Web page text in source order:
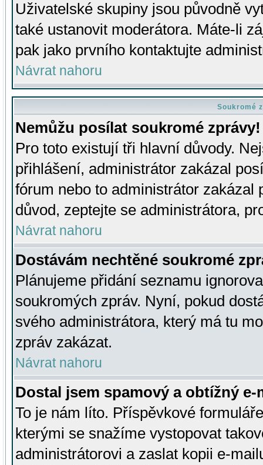
Uživatelské skupiny jsou původně
také ustanovit moderátora. Máte-li
pak jako prvního kontaktujte
Návrat nahoru
Soukromé
Nemůžu posílat soukromé zprávy!
Pro toto existují tři hlavní důvody.
přihlášení, administrátor zakázal
fórum nebo to administrátor zakázal
důvod, zeptejte se administrátora,
Návrat nahoru
Dostávám nechtěné soukromé
Plánujeme přidání seznamu
soukromých zpráv. Nyní, pokud
svého administrátora, který má tu
zpráv zakázat.
Návrat nahoru
Dostal jsem spamový a obtížný
To je nám líto. Příspěvkové
kterými se snažíme vystopovat
administrátorovi a zaslat kopii e-